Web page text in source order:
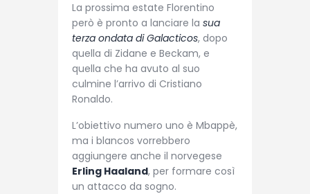
La prossima estate Florentino
però è pronto a lanciare la sua
terza ondata di Galacticos, dopo
quella di Zidane e Beckam, e
quella che ha avuto al suo
culmine l’arrivo di Cristiano
Ronaldo.
L’obiettivo numero uno è Mbappè,
ma i blancos vorrebbero
aggiungere anche il norvegese
Erling Haaland, per formare così
un attacco da sogno.